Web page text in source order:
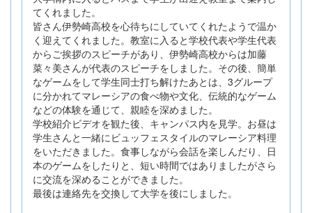
てくれました。
皆さん伊勢崎高校を心待ちにしていてくれたようで温か
く迎えてくれました。教室に入ると学校代表や学生代表
からご挨拶のスピーチがあり、伊勢崎高校からは加藤
菜々美さんが代表のスピーチをしました。その後、簡単
なゲームをして学生同士打ち解けたあとは、3グループ
に分かれてマレーシアの食べ物や文化、伝統的なゲーム
などの体験を通じて、親睦を深めました。
学校紹介ビデオを観た後、キャンパス内を見学。お昼は
学生さんと一緒にビュッフェスタイルのマレーシア料理
をいただきました。食事しながら会話を楽しんだり、日
本のゲームをしたりと、短い時間ではありましたがさら
に交流を深めることができました。
最後は連絡先を交換して大学を後にしました。